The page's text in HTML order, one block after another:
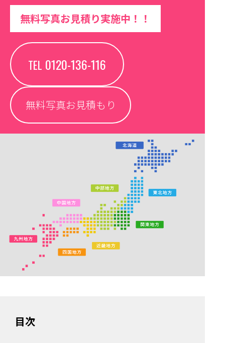
無料写真お見積り実施中！！
TEL 0120-136-116
無料写真お見積もり
目次